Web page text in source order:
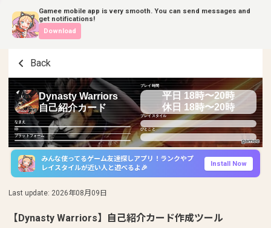
Gamee mobile app is very smooth. You can send messages and
get notifications!
Download
Back
Dynasty Warriors
自己紹介カード
なまえ
ID
プラットフォーム
プレイ時間
平日 18時〜20時
休日 18時〜20時
プレイスタイル
ひとこと
みんな使ってるゲーム友達探しアプリ！ランクやプ
レイスタイルが近い人と遊べるよ🎉
Install Now
Last update: 2026年08月09日
【Dynasty Warriors】自己紹介カード作成ツール